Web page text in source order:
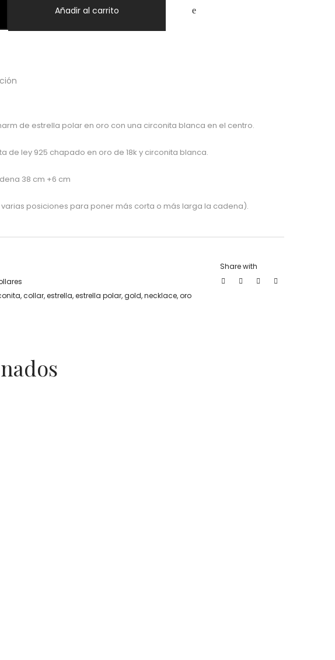
Añadir al carrito
de estrella polar en oro con una circonita blanca en el centro.
de ley 925 chapado en oro de 18k y circonita blanca.
38 cm +6 cm
posiciones para poner más corta o más larga la cadena).
,collar,estrella,estrella polar,gold,necklace,oro
Share with